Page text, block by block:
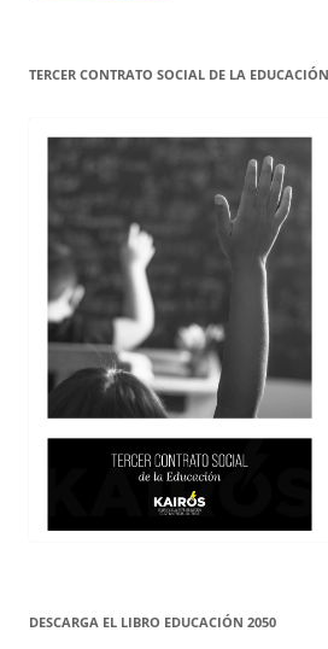
TERCER CONTRATO SOCIAL DE LA
DESCARGA EL LIBRO EDUCACIÓN 2050